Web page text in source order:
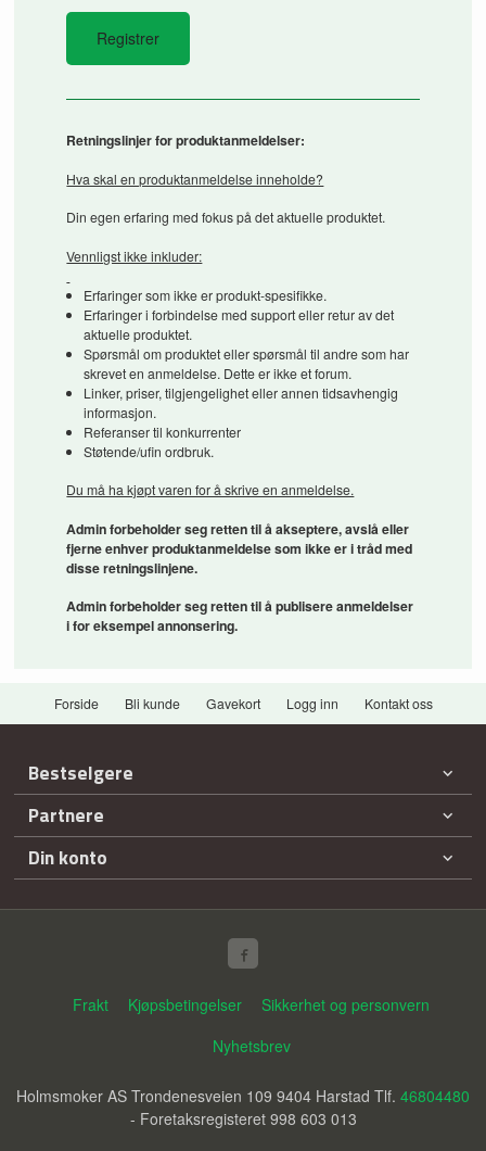
Retningslinjer for produktanmeldelser:
Hva skal en produktanmeldelse inneholde?
Din egen erfaring med fokus på det aktuelle produktet.
Vennligst ikke inkluder:
Erfaringer som ikke er produkt-spesifikke.
Erfaringer i forbindelse med support eller retur av det
aktuelle produktet.
Spørsmål om produktet eller spørsmål til andre som har
skrevet en anmeldelse. Dette er ikke et forum.
Linker, priser, tilgjengelighet eller annen tidsavhengig
informasjon.
Referanser til konkurrenter
Støtende/ufin ordbruk.
Du må ha kjøpt varen for å skrive en anmeldelse.
Admin forbeholder seg retten til å akseptere, avslå eller
fjerne enhver produktanmeldelse som ikke er i tråd med
disse retningslinjene.
Admin forbeholder seg retten til å publisere anmeldelser
i for eksempel annonsering.
Forside Bli kunde Gavekort Logg inn Kontakt oss
Bestselgere
Partnere
Din konto
Frakt Kjøpsbetingelser
Sikkerhet og personvern
Nyhetsbrev
Holmsmoker AS Trondenesveien 109 9404 Harstad Tlf. 46804480
- Foretaksregisteret 998 603 013